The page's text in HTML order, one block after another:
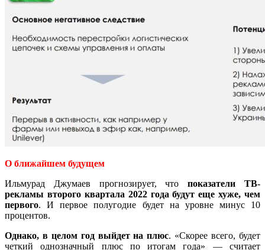
О ближайшем будущем
Ильмурад Джумаев прогнозирует, чтопоказатели ТВ-
рекламы второго квартала 2022 года будут еще хуже, чем
первого. И первое полугодие будет на уровне минус 10
процентов.
Однако, в целом год выйдет на плюс. «Скорее всего, будет
четкий однозначный плюс по итогам года» — считает